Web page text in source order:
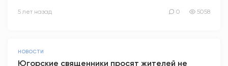
5 лет назад 0 5058
НОВОСТИ
Югорские священники просят жителей не